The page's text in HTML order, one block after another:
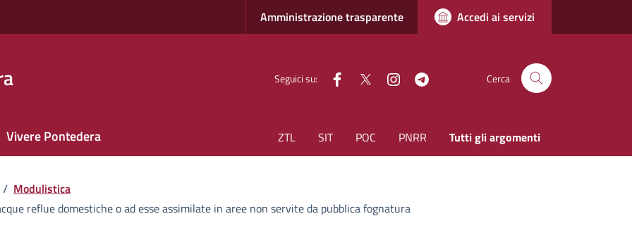
Amministrazione trasparente Accedi ai servizi
Seguici su: facebook
Twitter instagram Cerca
Vivere Pontedera ZTL SIT POC PNRR Tutti gli argomenti
/ Modulistica
reflue domestiche o ad esse assimilate in aree non servite da pubblica fognatura